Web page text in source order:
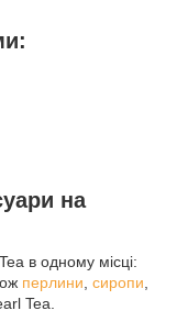
на
в одному місці:
перлини, сиропи,
Tea.